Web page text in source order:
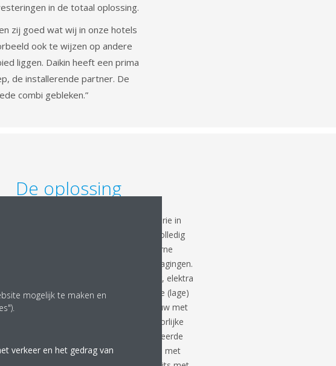
in de totaal oplossing.
zij goed wat wij in onze hotels
ook te wijzen op andere
liggen. Daikin heeft een prima
de installerende partner. De
combi gebleken.”
De oplossing
is een bestaand hotel welke in historie in
fases is gebouwd. Dat maakt dat een volledig
vervanging en toevoeging van moderne
gepaard gaat met de nodige uitdagingen.
luchtbehandeling, leidingen voor water, elektra
in combinatie met verschillende (lage)
tussentrapjes en delen van het gebouw met
verbindingen, maakte het een behoorlijke
de gesprekken met Bommeljé adviseerde
efficiënte VRV heat recovery systeem met
mogelijk te maken en
verkeer en het gedrag van